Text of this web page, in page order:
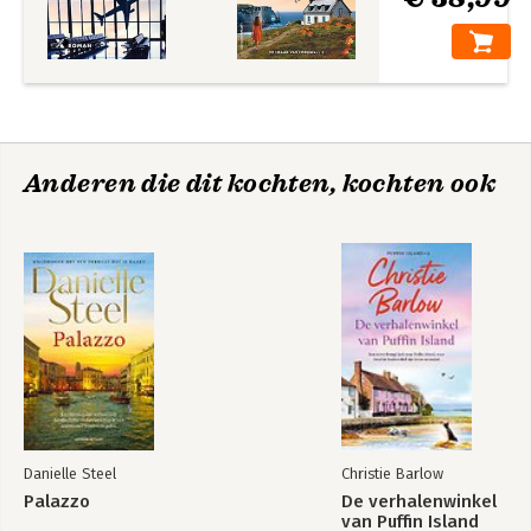
Anderen die dit kochten, kochten ook
Danielle Steel
Palazzo
Christie Barlow
De verhalenwinkel
van Puffin Island